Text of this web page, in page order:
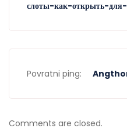
слоты-как-открыть-
Povratni ping:
Comments are closed.